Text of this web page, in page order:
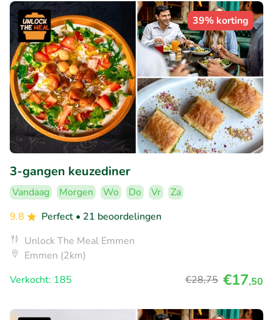
39% korting
3-gangen keuzediner
Vandaag Morgen Wo Do Vr
Za
9.8
Perfect • 21 beoordelingen
Unlock The Meal Emmen
Emmen (2km)
Verkocht: 185
€28,75 €17,50